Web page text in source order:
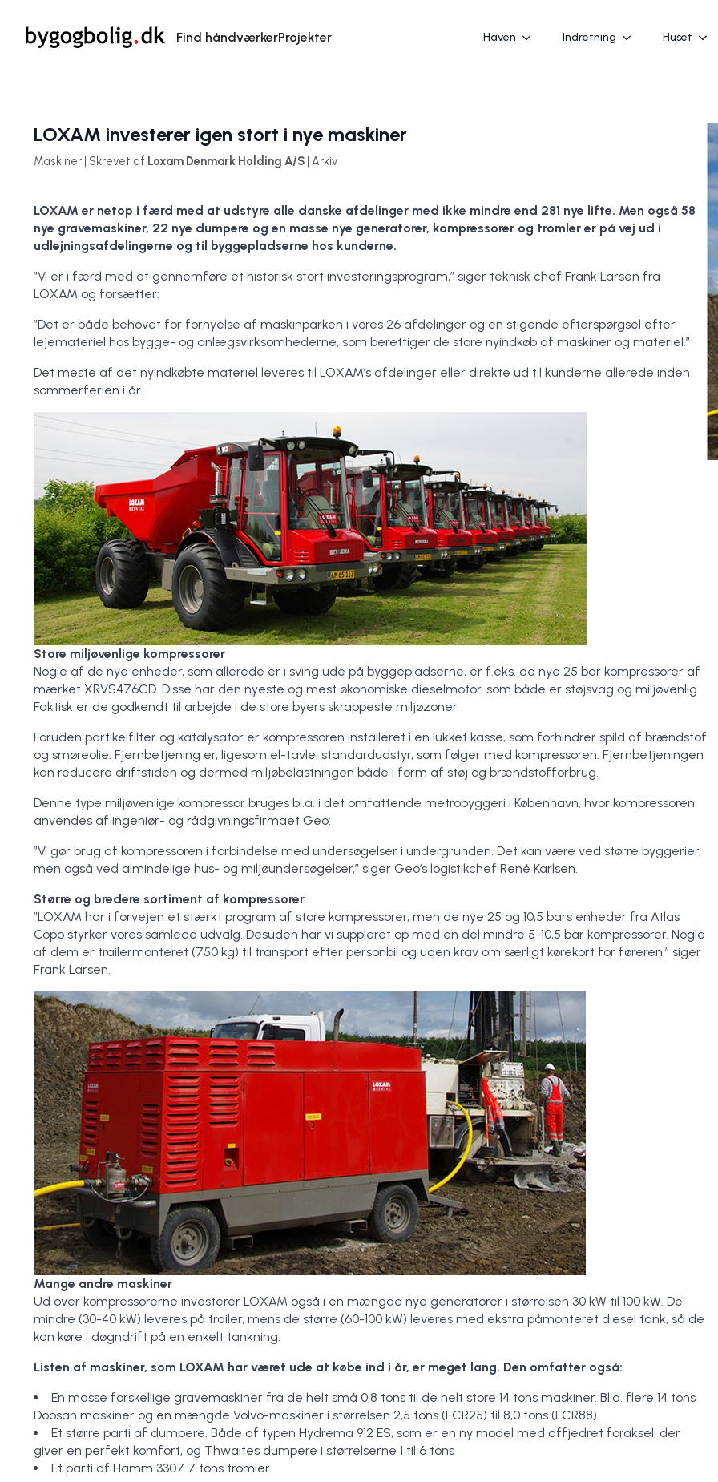
Find håndværkerProjekter Haven Indretning Huset
LOXAM investerer igen stort i nye maskiner
Maskiner | Skrevet af Loxam Denmark Holding A/S | Arkiv
LOXAM er netop i færd med at udstyre alle danske afdelinger med ikke mindre end 281 nye lifte. Men også 58
nye gravemaskiner, 22 nye dumpere og en masse nye generatorer, kompressorer og tromler er på vej ud i
udlejningsafdelingerne og til byggepladserne hos kunderne.
”Vi er i færd med at gennemføre et historisk stort investeringsprogram,” siger teknisk chef Frank Larsen fra
LOXAM og forsætter:
”Det er både behovet for fornyelse af maskinparken i vores 26 afdelinger og en stigende efterspørgsel efter
lejemateriel hos bygge- og anlægsvirksomhederne, som berettiger de store nyindkøb af maskiner og materiel.”
Det meste af det nyindkøbte materiel leveres til LOXAM’s afdelinger eller direkte ud til kunderne allerede inden
sommerferien i år.
Store miljøvenlige kompressorer
Nogle af de nye enheder, som allerede er i sving ude på byggepladserne, er f.eks. de nye 25 bar kompressorer af
mærket XRVS476CD. Disse har den nyeste og mest økonomiske dieselmotor, som både er støjsvag og miljøvenlig.
Faktisk er de godkendt til arbejde i de store byers skrappeste miljøzoner.
Foruden partikelfilter og katalysator er kompressoren installeret i en lukket kasse, som forhindrer spild af brændstof
og smøreolie. Fjernbetjening er, ligesom el-tavle, standardudstyr, som følger med kompressoren. Fjernbetjeningen
kan reducere driftstiden og dermed miljøbelastningen både i form af støj og brændstofforbrug.
Denne type miljøvenlige kompressor bruges bl.a. i det omfattende metrobyggeri i København, hvor kompressoren
anvendes af ingeniør- og rådgivningsfirmaet Geo:
”Vi gør brug af kompressoren i forbindelse med undersøgelser i undergrunden. Det kan være ved større byggerier,
men også ved almindelige hus- og miljøundersøgelser,” siger Geo’s logistikchef René Karlsen.
Større og bredere sortiment af kompressorer
”LOXAM har i forvejen et stærkt program af store kompressorer, men de nye 25 og 10,5 bars enheder fra Atlas
Copo styrker vores samlede udvalg. Desuden har vi suppleret op med en del mindre 5-10,5 bar kompressorer. Nogle
af dem er trailermonteret (750 kg) til transport efter personbil og uden krav om særligt kørekort for føreren,” siger
Frank Larsen.
Mange andre maskiner
Ud over kompressorerne investerer LOXAM også i en mængde nye generatorer i størrelsen 30 kW til 100 kW. De
mindre (30-40 kW) leveres på trailer, mens de større (60-100 kW) leveres med ekstra påmonteret diesel tank, så de
kan køre i døgndrift på en enkelt tankning.
Listen af maskiner, som LOXAM har været ude at købe ind i år, er meget lang. Den omfatter også:
En masse forskellige gravemaskiner fra de helt små 0,8 tons til de helt store 14 tons maskiner. Bl.a. flere 14 tons
Doosan maskiner og en mængde Volvo-maskiner i størrelsen 2,5 tons (ECR25) til 8,0 tons (ECR88)
Et større parti af dumpere. Både af typen Hydrema 912 ES, som er en ny model med affjedret foraksel, der
giver en perfekt komfort, og Thwaites dumpere i størrelserne 1 til 6 tons
Et parti af Hamm 3307 7 tons tromler